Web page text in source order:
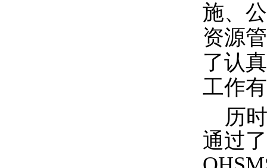
施、
资源
了认
工作
历时
通过了